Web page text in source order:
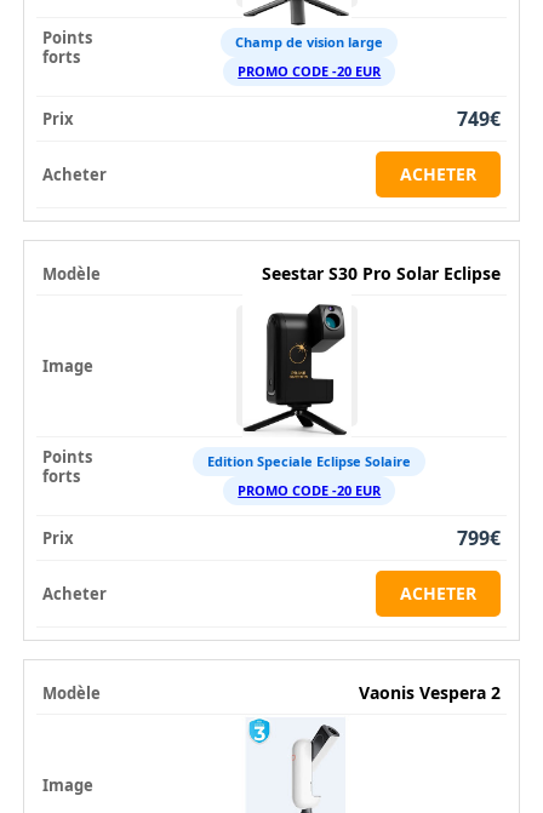
Champ de vision large
PROMO CODE -20 EUR
749€
ACHETER
Seestar S30 Pro Solar Eclipse
Edition Speciale Eclipse Solaire
PROMO CODE -20 EUR
799€
ACHETER
Vaonis Vespera 2